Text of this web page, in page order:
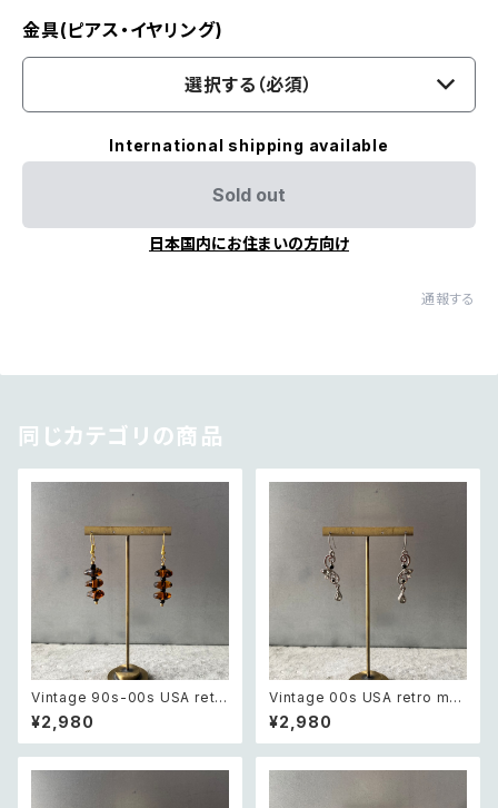
金具(ピアス・イヤリング)
選択する（必須）
International shipping available
Sold out
日本国内にお住まいの方向け
通報する
同じカテゴリの商品
Vintage 90s-00s USA retr
o amber color beads pierc
e レトロ アメリカ ヴィンテージ
アクセサリー 琥珀色 ビーズ ピ
¥2,980
Vintage 00s USA retro mo
notone bijou classical des
ign pierce レトロ アメリカ ヴ
ィンテージ アクセサリー モノト
¥2,980